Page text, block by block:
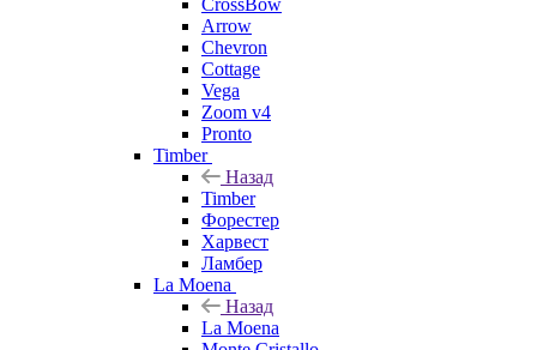
CrossBow
Arrow
Chevron
Cottage
Vega
Zoom v4
Pronto
Timber
Назад
Timber
Форестер
Харвест
Ламбер
La Moena
Назад
La Moena